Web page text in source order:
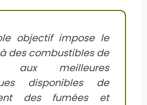
objectif impose le
des combustibles de
aux meilleures
disponibles de
des fumées et